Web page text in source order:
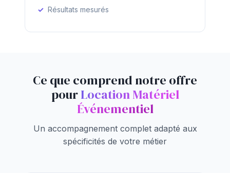
Résultats mesurés
Ce que comprend notre offre
pourLocation Matériel
Événementiel
Un accompagnement complet adapté aux
spécificités de votre métier